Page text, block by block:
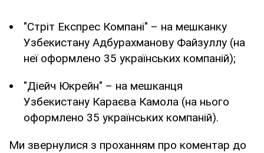
"Стріт Експрес Компані" – на мешканку
Узбекистану Адбурахманову Файзуллу (на
неї оформлено 35 українських компаній);
"Діейч Юкрейн" – на мешканця
Узбекистану Караєва Камола (на нього
оформлено 35 українських компаній).
Ми звернулися з проханням про коментар до